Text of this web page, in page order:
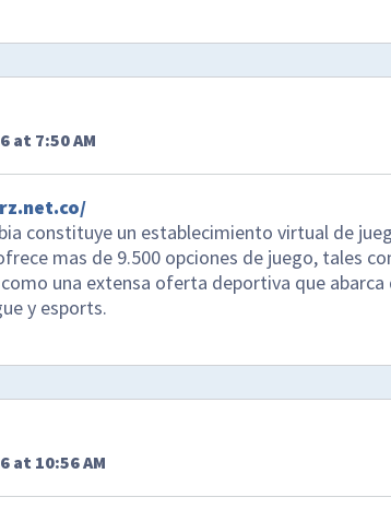
at 7:50 AM
constituye un establecimiento virtual de
mas de 9.500 opciones de juego, tales
una extensa oferta deportiva que
y esports.
at 10:56 AM